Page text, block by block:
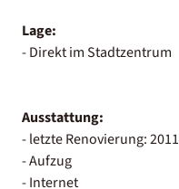
Lage:
- Direkt im Stadtzentrum
Ausstattung:
- letzte Renovierung: 2011
- Aufzug
- Internet